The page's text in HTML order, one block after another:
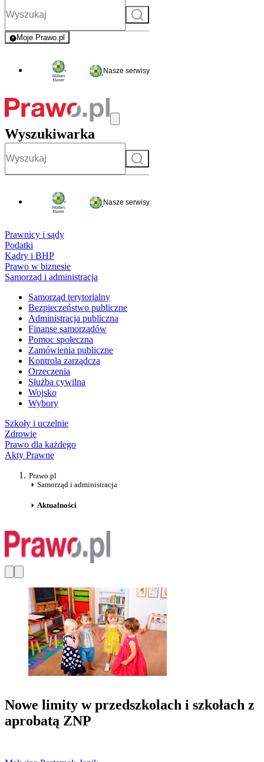
Szukaj
Moje Prawo.pl
- rejestracja i logowanie do serwisu
Nasze serwisy
Wyszukiwarka
Szukaj
Nasze serwisy
Prawnicy i sądy
Podatki
Kadry i BHP
Prawo w biznesie
Samorząd i administracja
Samorząd terytorialny
Bezpieczeństwo publiczne
Administracja publiczna
Finanse samorządów
Pomoc społeczna
Zamówienia publiczne
Kontrola zarządcza
Orzeczenia
Służba cywilna
Wojsko
Wybory
Szkoły i uczelnie
Zdrowie
Prawo dla każdego
Akty Prawne
Prawo.pl
Samorząd i administracja
Aktualności
Nowe limity w przedszkolach i szkołach z
aprobatą ZNP